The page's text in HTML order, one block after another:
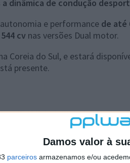
Damos valor à
parceiros armazenamos e/ou
dinâmica de condução
e performance de até
cv nas versões Dual motor.
Coreia do Sul, e estará
presente.
no Google Notícias